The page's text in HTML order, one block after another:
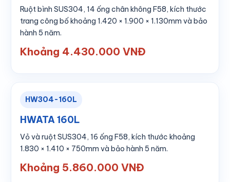
Ruột bình SUS304, 14 ống chân không F58, kích thước
trang công bố khoảng 1.420 × 1.900 × 1.130mm và bảo
hành 5 năm.
Khoảng 4.430.000 VNĐ
HW304-160L
HWATA 160L
Vỏ và ruột SUS304, 16 ống F58, kích thước khoảng
1.830 × 1.410 × 750mm và bảo hành 5 năm.
Khoảng 5.860.000 VNĐ